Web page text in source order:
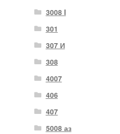
3008 I
301
307 И
308
4007
406
407
5008 аз